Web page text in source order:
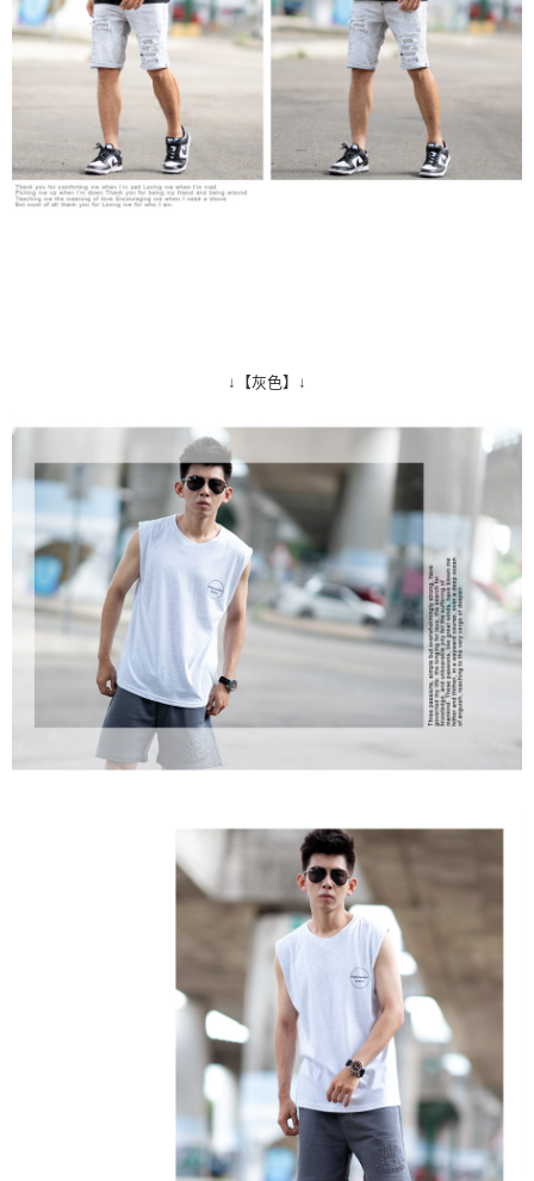
↓【灰色】↓